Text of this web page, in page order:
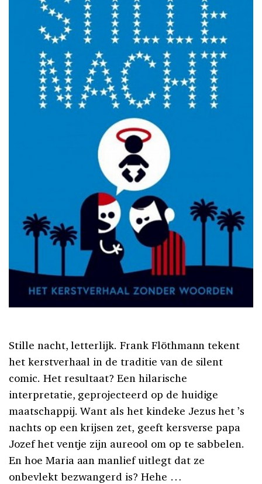
Stille nacht, letterlijk. Frank Flöthmann tekent
het kerstverhaal in de traditie van de silent
comic. Het resultaat? Een hilarische
interpretatie, geprojecteerd op de huidige
maatschappij. Want als het kindeke Jezus het ’s
nachts op een krijsen zet, geeft kersverse papa
Jozef het ventje zijn aureool om op te sabbelen.
En hoe Maria aan manlief uitlegt dat ze
onbevlekt bezwangerd is? Hehe …